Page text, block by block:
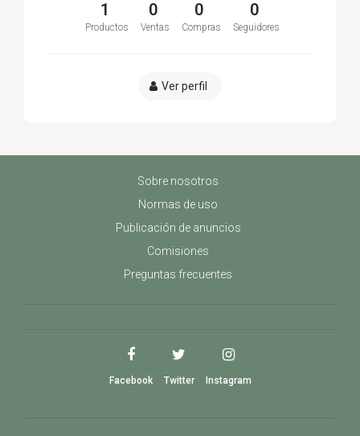
1
Productos
0
Ventas
0
Compras
0
Seguidores
Ver perfil
Sobre nosotros
Normas de uso
Publicación de anuncios
Comisiones
Preguntas frecuentes
Facebook Twitter Instagram